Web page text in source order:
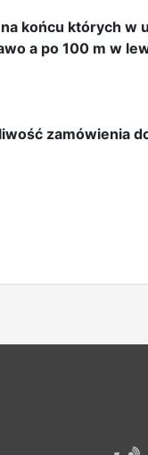
końcu których w
a po 100 m w
zamówienia